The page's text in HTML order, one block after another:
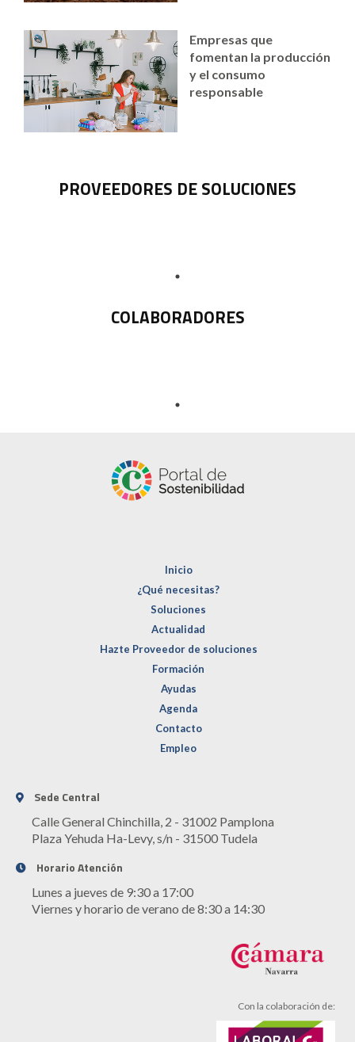
Empresas que
fomentan la producción
y el consumo
responsable
PROVEEDORES DE SOLUCIONES
COLABORADORES
Inicio
¿Qué necesitas?
Soluciones
Actualidad
Hazte Proveedor de soluciones
Formación
Ayudas
Agenda
Contacto
Empleo
Sede Central
Calle General Chinchilla, 2 - 31002 Pamplona
Plaza Yehuda Ha-Levy, s/n - 31500 Tudela
Horario Atención
Lunes a jueves de 9:30 a 17:00
Viernes y horario de verano de 8:30 a 14:30
Con la colaboración de: